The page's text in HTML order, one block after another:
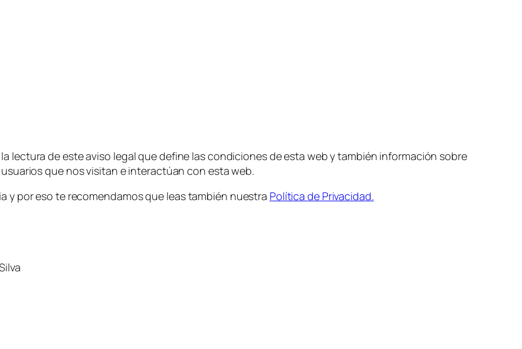
lectura de este aviso legal que define las condiciones de esta web y también información sobre
que nos visitan e interactúan con esta web.
y por eso te recomendamos que leas también nuestra Política de Privacidad.